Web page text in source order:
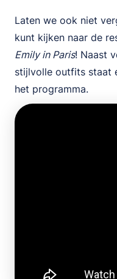
Laten we ook niet
kunt kijken naar de
Emily in Paris! Naast
stijlvolle outfits staat
het programma.